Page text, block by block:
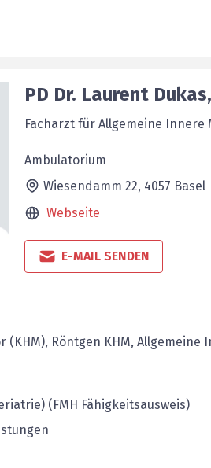
PD Dr. Laurent Dukas,
Facharzt für Allgemeine Innere
Ambulatorium
Wiesendamm 22, 4057 Basel
Webseite
E-MAIL SENDEN
(KHM), Röntgen KHM, Allgemeine
(FMH Fähigkeitsausweis)